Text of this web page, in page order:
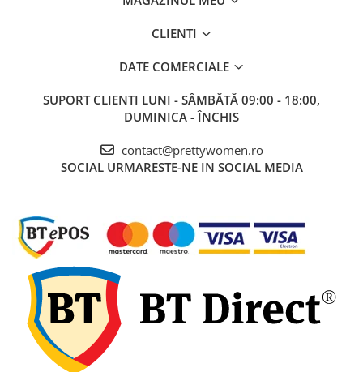
CLIENTI
DATE COMERCIALE
SUPORT CLIENTI LUNI - SÂMBĂTĂ 09:00 - 18:00,
DUMINICA - ÎNCHIS
contact@prettywomen.ro
SOCIAL URMARESTE-NE IN SOCIAL MEDIA